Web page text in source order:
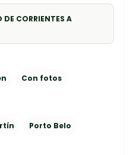
DE CORRIENTES A
Con fotos
Porto Belo